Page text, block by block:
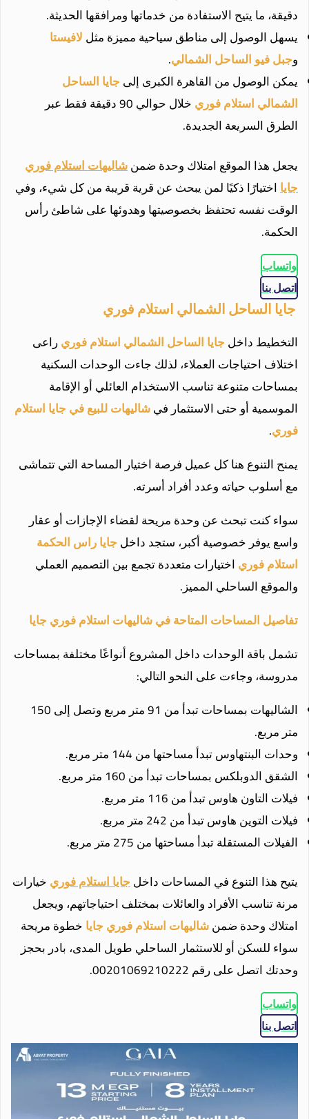
دقيقة، ما يتيح الاستفادة من خدماتها ومرافقها الحديثة.
يسهل الوصول إلى مناطق سياحية مميزة مثللافيستا
وجبل فيو الساحل الشمالي.
يمكن الوصول من القاهرة الكبرى إلىجايا الساحل
الشمالي استلام فوري
خلال حوالي 90 دقيقة فقط عبر
الطرق السريعة الجديدة.
يجعل هذا الموقع امتلاك وحدة ضمنشاليهات استلام فوري
جايااختيارًا ذكيًا لمن يبحث عن قرية قريبة من كل شيء، وفي
الوقت نفسه تحتفظ بخصوصيتها وهدوئها على شاطئ رأس
الحكمة.
واتساب
اتصل بنا
جايا الساحل الشمالي استلام فوري
التخطيط داخلجايا الساحل الشمالي استلام فوريراعى
اختلاف احتياجات العملاء، لذلك جاءت الوحدات السكنية
بمساحات متنوعة تناسب الاستخدام العائلي أو الإقامة
الموسمية أو حتى الاستثمار فيشاليهات للبيع في جايا استلام
فوري.
يمنح التنوع هنا كل عميل فرصة اختيار المساحة التي تتماشى
مع أسلوب حياته وعدد أفراد أسرته.
سواء كنت تبحث عن وحدة مريحة لقضاء الإجازات أو عقار
واسع يوفر خصوصية أكبر، ستجد داخلجايا راس الحكمة
استلام فورياختيارات متعددة تجمع بين التصميم العملي
والموقع الساحلي المميز.
تفاصيل المساحات المتاحة في شاليهات استلام فوري جايا
تشمل باقة الوحدات داخل المشروع أنواعًا مختلفة بمساحات
مدروسة، وجاءت على النحو التالي:
الشاليهات بمساحات تبدأ من 91 متر مربع وتصل إلى 150
متر مربع.
وحدات البنتهاوس تبدأ مساحتها من 144 متر مربع.
الشقق الدوبلكس بمساحات تبدأ من 160 متر مربع.
فيلات التاون هاوس تبدأ من 116 متر مربع.
فيلات التوين هاوس تبدأ من 242 متر مربع.
الفيلات المستقلة تبدأ مساحتها من 275 متر مربع.
يتيح هذا التنوع في المساحات داخلجايا استلام فوريخيارات
مرنة تناسب الأفراد والعائلات بمختلف احتياجاتهم، ويجعل
امتلاك وحدة ضمنشاليهات استلام فوري جاياخطوة مريحة
سواء للسكن أو للاستثمار الساحلي طويل المدى، بادر بحجز
وحدتك اتصل على رقم 00201069210222.
واتساب
اتصل بنا